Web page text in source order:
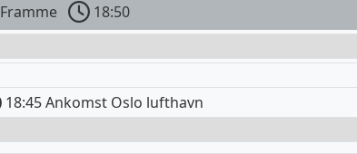
Framme
18:50
18:45 Ankomst Oslo lufthavn